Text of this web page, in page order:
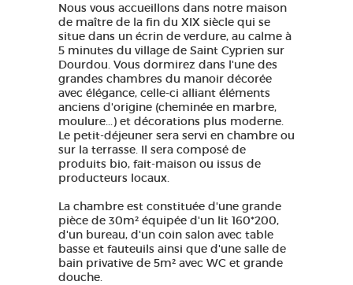
Nous vous accueillons dans notre maison
de maître de la fin du XIX siècle qui se
situe dans un écrin de verdure, au calme à
5 minutes du village de Saint Cyprien sur
Dourdou. Vous dormirez dans l'une des
grandes chambres du manoir décorée
avec élégance, celle-ci alliant éléments
anciens d'origine (cheminée en marbre,
moulure...) et décorations plus moderne.
Le petit-déjeuner sera servi en chambre ou
sur la terrasse. Il sera composé de
produits bio, fait-maison ou issus de
producteurs locaux.
La chambre est constituée d'une grande
pièce de 30m² équipée d'un lit 160*200,
d'un bureau, d'un coin salon avec table
basse et fauteuils ainsi que d'une salle de
bain privative de 5m² avec WC et grande
douche.